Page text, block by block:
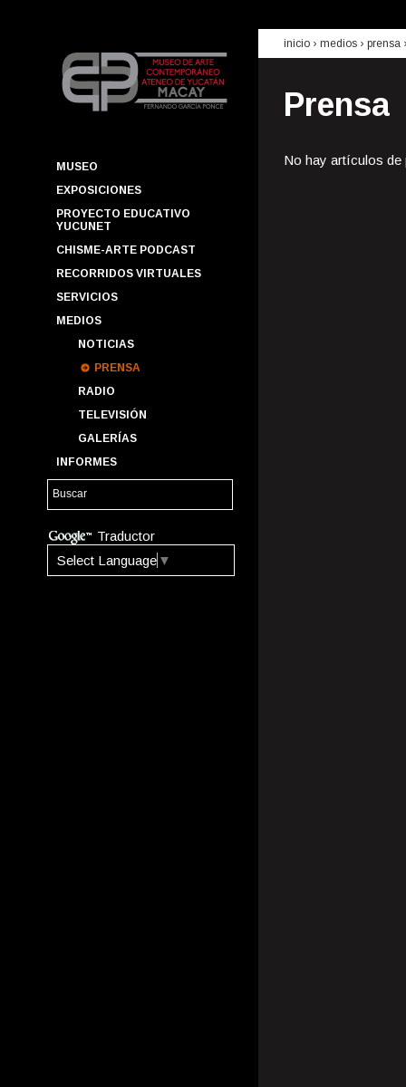
MUSEO
EXPOSICIONES
PROYECTO EDUCATIVO
YUCUNET
CHISME-ARTE PODCAST
RECORRIDOS VIRTUALES
SERVICIOS
MEDIOS
NOTICIAS
PRENSA
RADIO
TELEVISIÓN
GALERÍAS
INFORMES
Traductor
Select Language ▼
inicio › medios › prensa
Prensa
No hay artículos de